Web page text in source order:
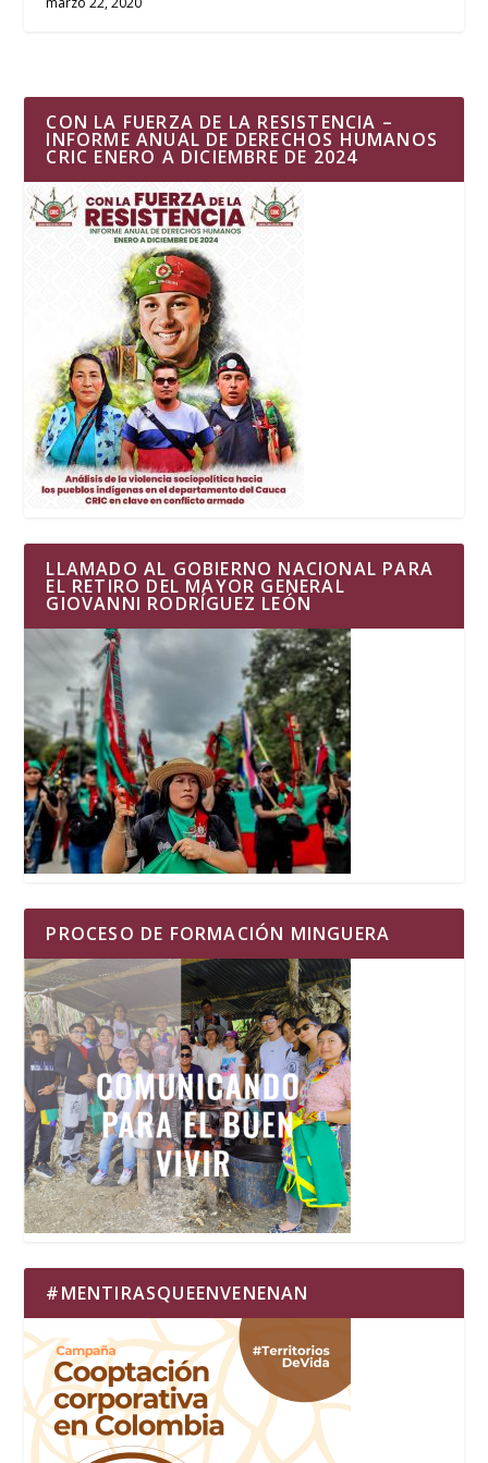
CON LA FUERZA DE LA RESISTENCIA –
INFORME ANUAL DE DERECHOS HUMANOS
CRIC ENERO A DICIEMBRE DE 2024
LLAMADO AL GOBIERNO NACIONAL PARA
EL RETIRO DEL MAYOR GENERAL
GIOVANNI RODRÍGUEZ LEÓN
PROCESO DE FORMACIÓN MINGUERA
#MENTIRASQUEENVENENAN